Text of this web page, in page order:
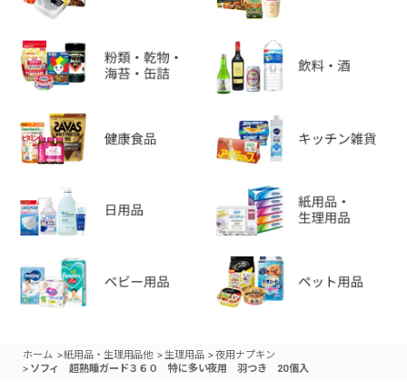
ホーム >紙用品・生理用品他 > 生理用品 >夜用ナプキン
> ソフィ 超熟睡ガード３６０ 特に多い夜用 羽つき 20個入